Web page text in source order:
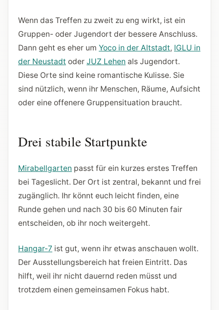
Wenn das Treffen zu zweit zu eng wirkt, ist ein
Gruppen- oder Jugendort der bessere Anschluss.
Dann geht es eher um Yoco in der Altstadt, IGLU in
der Neustadt oder JUZ Lehen als Jugendort.
Diese Orte sind keine romantische Kulisse. Sie
sind nützlich, wenn ihr Menschen, Räume, Aufsicht
oder eine offenere Gruppensituation braucht.
Drei stabile Startpunkte
Mirabellgarten passt für ein kurzes erstes Treffen
bei Tageslicht. Der Ort ist zentral, bekannt und frei
zugänglich. Ihr könnt euch leicht finden, eine
Runde gehen und nach 30 bis 60 Minuten fair
entscheiden, ob ihr noch weitergeht.
Hangar-7 ist gut, wenn ihr etwas anschauen wollt.
Der Ausstellungsbereich hat freien Eintritt. Das
hilft, weil ihr nicht dauernd reden müsst und
trotzdem einen gemeinsamen Fokus habt.